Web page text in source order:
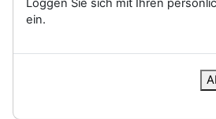
Loggen Sie sich mit Ihren
ein.